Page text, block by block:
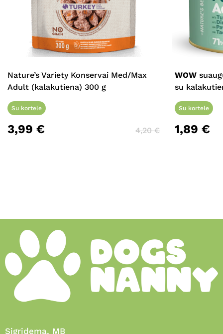
Nature’s Variety Konservai Med/Max
Adult (kalakutiena) 300 g
Su kortele
3,99 € 4,20€
WOW
su
Su kortele
1,89 €
Sigridema, MB